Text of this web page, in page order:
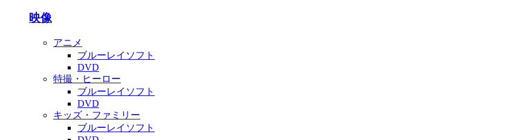
映像
アニメ
ブルーレイソフト
DVD
特撮・ヒーロー
ブルーレイソフト
DVD
キッズ・ファミリー
ブルーレイソフト